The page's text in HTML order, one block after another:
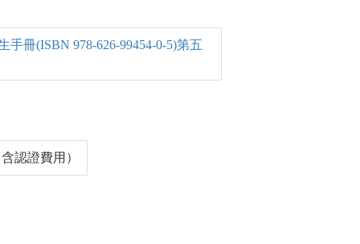
手冊(ISBN 978-626-99454-0-5)第五
認證費用）